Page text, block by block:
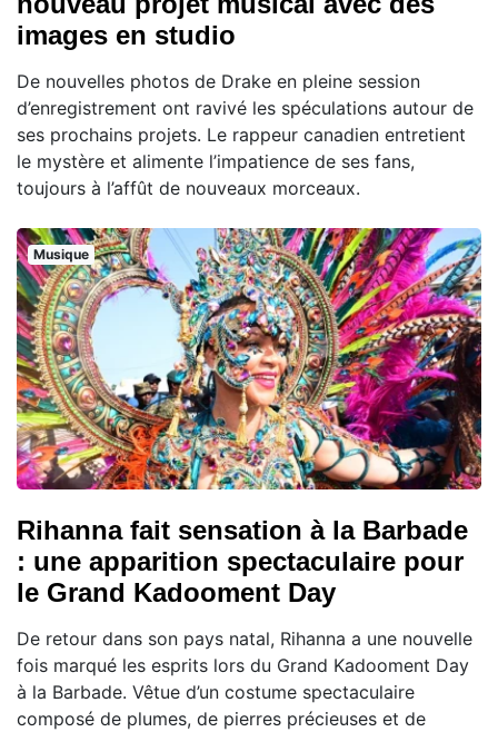
images en studio
De nouvelles photos de Drake en pleine session
d’enregistrement ont ravivé les spéculations autour de
ses prochains projets. Le rappeur canadien entretient
le mystère et alimente l’impatience de ses fans,
toujours à l’affût de nouveaux morceaux.
Musique
Rihanna fait sensation à la Barbade
: une apparition spectaculaire pour
le Grand Kadooment Day
De retour dans son pays natal, Rihanna a une nouvelle
fois marqué les esprits lors du Grand Kadooment Day
à la Barbade. Vêtue d’un costume spectaculaire
composé de plumes, de pierres précieuses et de